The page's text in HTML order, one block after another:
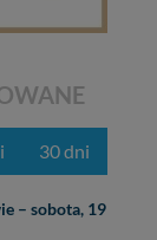
30 dni
– sobota, 19